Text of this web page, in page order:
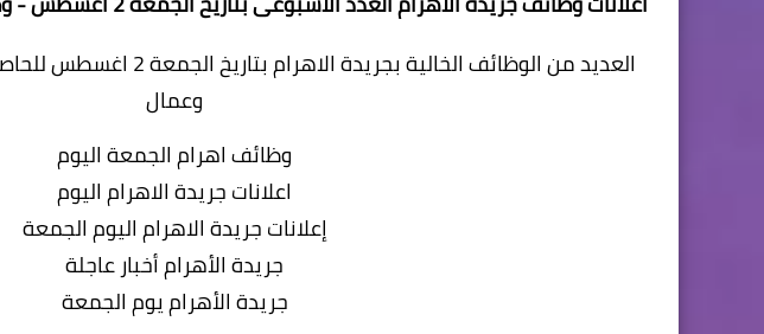
العديد من الوظائف الخالية
وعمال
وظائف اهرام الجمعة اليوم
اعلانات جريدة الاهرام اليوم
إعلانات جريدة الاهرام اليوم الجمعة
جريدة الأهرام أخبار عاجلة
جريدة الأهرام يوم الجمعة